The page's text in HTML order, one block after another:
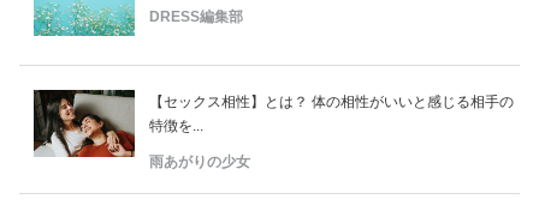
DRESS編集部
【セックス相性】とは？ 体の相性がいいと感じる相手の
特徴を...
雨あがりの少女